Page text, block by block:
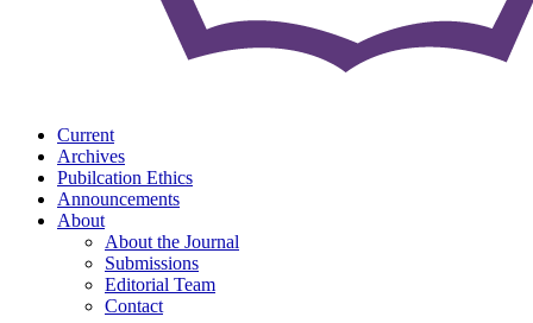
Current
Archives
Pubilcation Ethics
Announcements
About
About the Journal
Submissions
Editorial Team
Contact